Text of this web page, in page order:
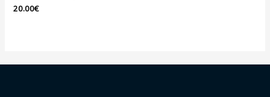
20.00€